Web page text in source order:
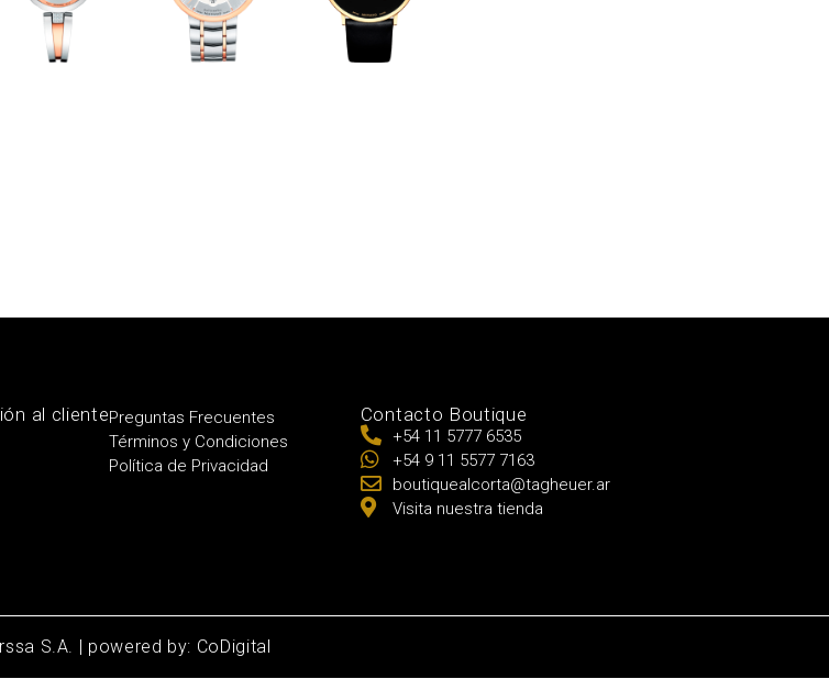
al clientePreguntas Frecuentes
Términos y Condiciones
Política de Privacidad
Contacto Boutique
+54 11 5777 6535
+54 9 11 5577 7163
boutiquealcorta@tagheuer.ar
Visita nuestra tienda
S.A. | powered by: CoDigital